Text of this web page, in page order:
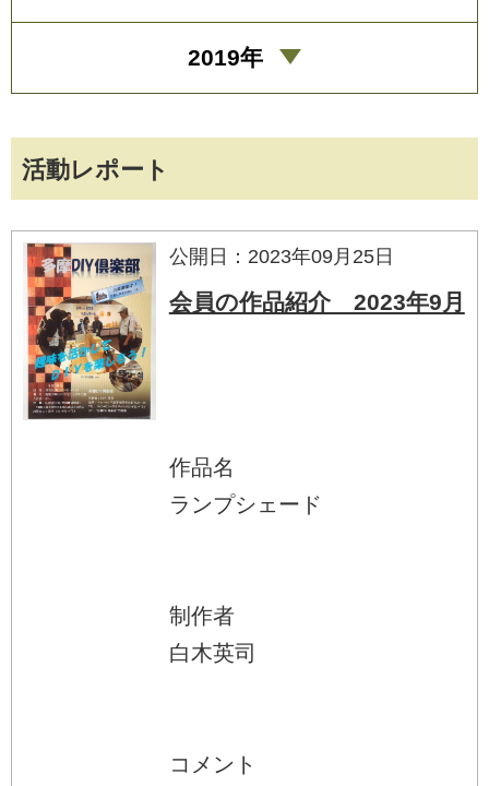
活動レポート
公開日：2023年09月25日
会員の作品紹介 2023年9月
作品名
ランプシェード
制作者
白木英司
コメント
2019年